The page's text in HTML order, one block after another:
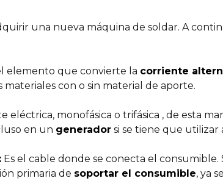
una nueva máquina de soldar. A
elemento que convierte la corriente
materiales con o sin material de aporte.
monofásica o trifásica , de esta
en un generador si se tiene que utilizar
Es el cable donde se conecta el
primaria de soportar el consumible, ya